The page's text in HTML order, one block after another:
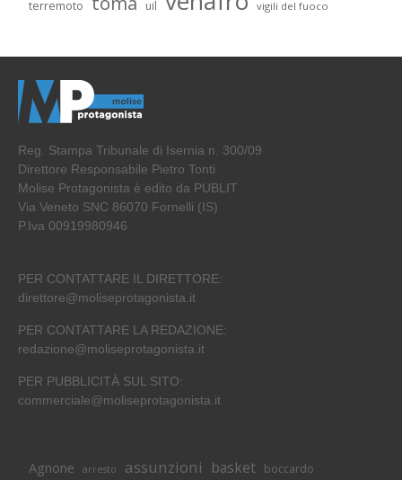
terremoto uil vigili del fuoco
Reg. Stampa Tribunale di Isernia n. 300/09
Direttore Responsabile Pietro Tonti
Molise Protagonista è edito da PUBLIT
Via Veneto SNC 86070 Fornelli (IS)
P.Iva 00919980946
PER CONTATTARE IL DIRETTORE:
direttore@moliseprotagonista.it
PER CONTATTARE LA REDAZIONE:
redazione@moliseprotagonista.it
PER PUBBLICITÀ SUL SITO:
commerciale@moliseprotagonista.it
Agnone arresto assunzioni basket boccardo